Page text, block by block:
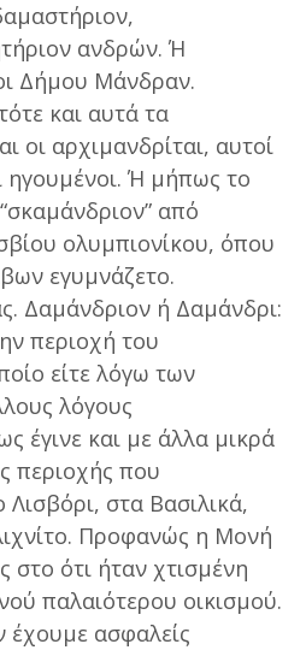
ανδρών. Ή
Δήμου Μάνδραν.
και αυτά τα
οι αρχιμανδρίται, αυτοί
ηγουμένοι. Ή μήπως το
από
ολυμπιονίκου, όπου
εγυμνάζετο.
Δαμάνδριον ή Δαμάνδρι:
περιοχή του
είτε λόγω των
λόγους
έγινε και με άλλα μικρά
περιοχής που
στα Βασιλικά,
Προφανώς η Μονή
στο ότι ήταν χτισμένη
παλαιότερου οικισμού.
έχουμε ασφαλείς